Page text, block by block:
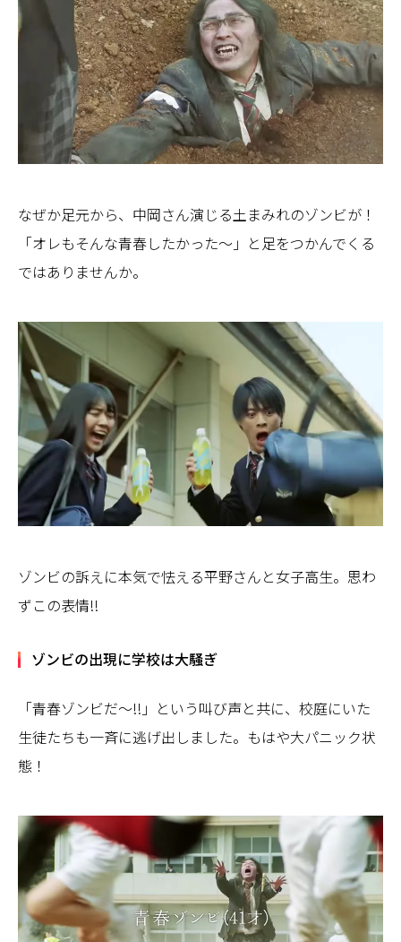
なぜか足元から、中岡さん演じる土まみれのゾンビが！
「オレもそんな青春したかった～」と足をつかんでくる
ではありませんか。
ゾンビの訴えに本気で怯える平野さんと女子高生。思わ
ずこの表情!!
ゾンビの出現に学校は大騒ぎ
「青春ゾンビだ～!!」という叫び声と共に、校庭にいた
生徒たちも一斉に逃げ出しました。もはや大パニック状
態！